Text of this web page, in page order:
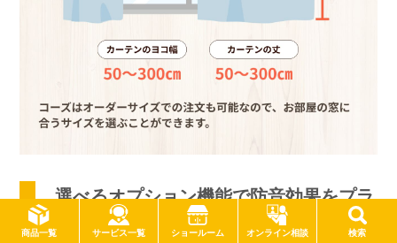
商品一覧 サービス一覧 ショールーム オンライン相談 検索
選べるオプション機能で防音効果をプラ